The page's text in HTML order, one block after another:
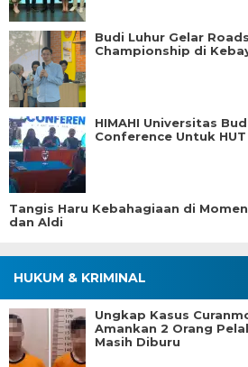
Budi Luhur Gelar
Championship di
HIMAHI Universitas
Conference Untuk
Tangis Haru Kebahagiaan di
dan Aldi
HUKUM & KRIMINAL
Ungkap Kasus
Amankan 2 Orang
Masih Diburu